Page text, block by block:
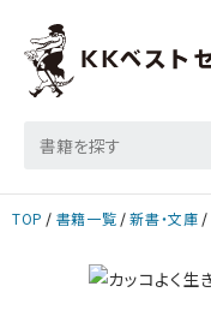
TOP 書籍一覧 新書・文庫